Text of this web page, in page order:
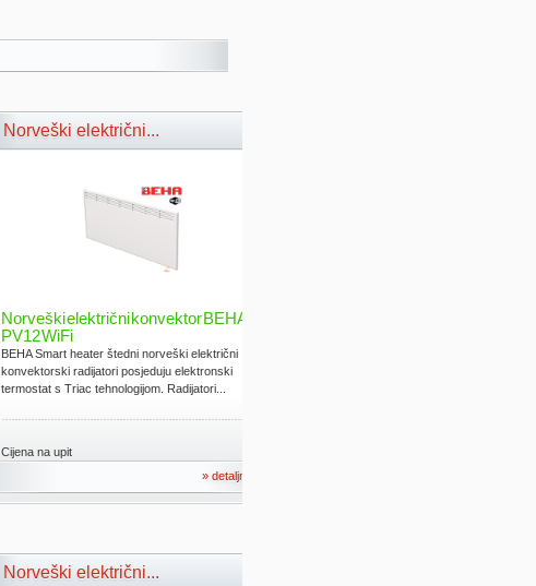
Norveški električni...
Norveški električni konvektor BEHA
PV12 WiFi
BEHA Smart heater štedni norveški električni
konvektorski radijatori posjeduju elektronski
termostat s Triac tehnologijom. Radijatori...
Cijena na upit
» detaljno
Norveški električni...